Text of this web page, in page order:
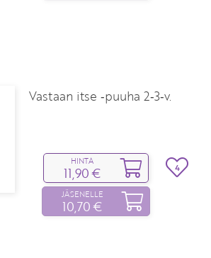
Vastaan itse ‑puuha 2‑3‑v.
HINTA
11,90 €
JÄSENELLE
10,70 €
4